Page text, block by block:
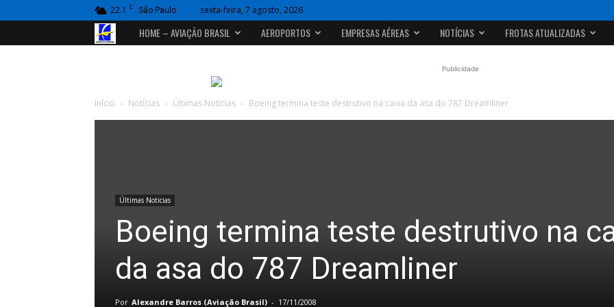
22.1 C São Paulo sexta-feira, 7 agosto, 2026
Portal
HOME – AVIAÇÃO BRASIL AEROPORTOS EMPRESAS AÉREAS NOTÍCIAS FROTAS ATUALIZADAS
Publicidade
Início Notícias Últimas Noticias Boeing termina teste destrutivo na caixa da asa do 787 Dreamliner
Últimas Noticias
Boeing termina teste destrutivo na
da asa do 787 Dreamliner
Por Alexandre Barros (Aviação Brasil) - 17/11/2008